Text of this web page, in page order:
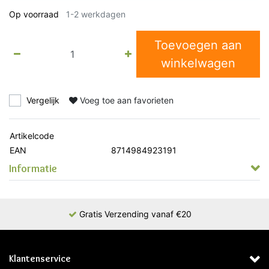
Op voorraad 1-2 werkdagen
Toevoegen aan
winkelwagen
Vergelijk Voeg toe aan favorieten
Artikelcode
EAN
8714984923191
Informatie
Gratis Verzending vanaf €20
Klantenservice